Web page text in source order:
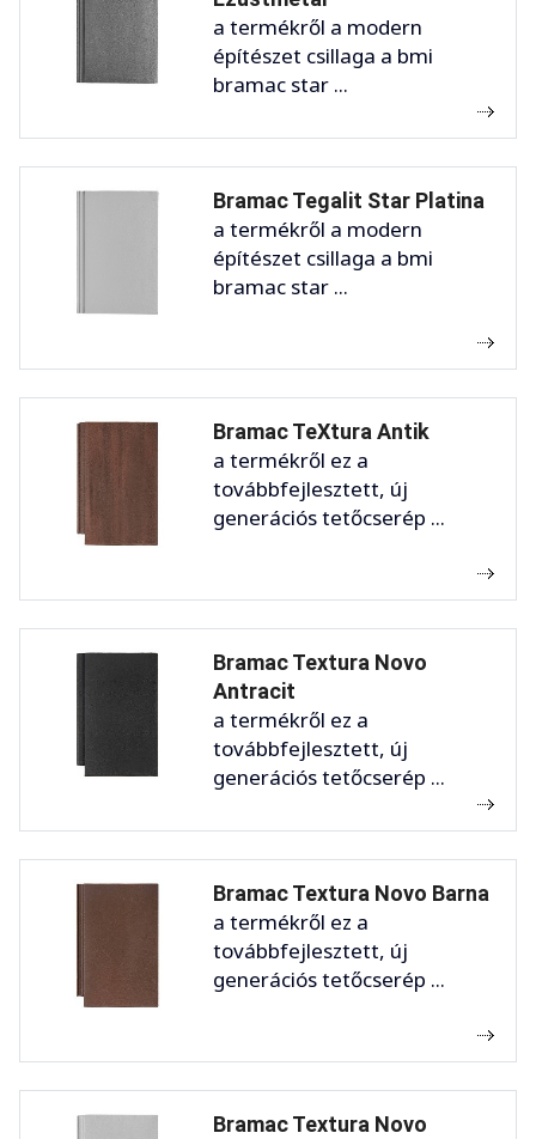
a termékről a modern
építészet csillaga a bmi
bramac star ...
Bramac Tegalit Star Platina
a termékről a modern
építészet csillaga a bmi
bramac star ...
Bramac TeXtura Antik
a termékről ez a
továbbfejlesztett, új
generációs tetőcserép ...
Bramac Textura Novo
Antracit
a termékről ez a
továbbfejlesztett, új
generációs tetőcserép ...
Bramac Textura Novo Barna
a termékről ez a
továbbfejlesztett, új
generációs tetőcserép ...
Bramac Textura Novo